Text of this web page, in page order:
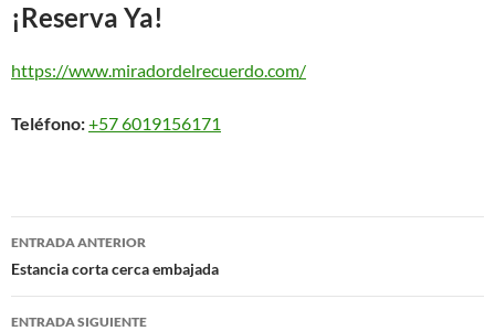
¡Reserva Ya!
https://www.miradordelrecuerdo.com/
Teléfono:+57 6019156171
Navegación
de
entradas
ENTRADA ANTERIOR
Estancia corta cerca embajada
ENTRADA SIGUIENTE